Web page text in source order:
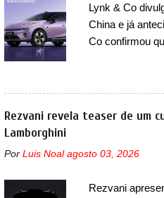
que o
dianteira, o
Lynk & Co
China e já
Co confirmou
em 2024.
mudará de
ser vendido na
confirmou que
uma melhoria
HBMS, LBMS,
Rezvani revela teaser de um
Lamborghini
Por Luis Noal agosto 03, 2026
Rezvani